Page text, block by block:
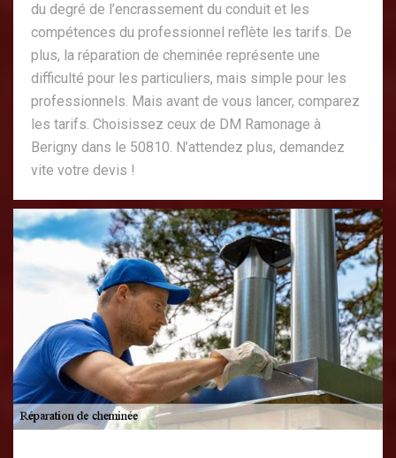
du degré de l’encrassement du conduit et les
compétences du professionnel reflète les tarifs. De
plus, la réparation de cheminée représente une
difficulté pour les particuliers, mais simple pour les
professionnels. Mais avant de vous lancer, comparez
les tarifs. Choisissez ceux de DM Ramonage à
Berigny dans le 50810. N’attendez plus, demandez
vite votre devis !